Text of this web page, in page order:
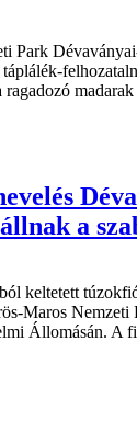
Park
táplálék-
ragadozó
a
keltetett
Maros Nemzeti
Állomásán. A